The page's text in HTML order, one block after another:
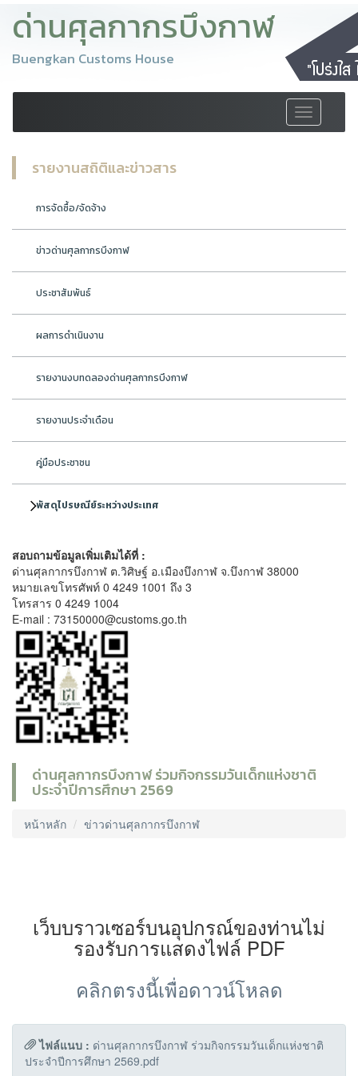
ด่านศุลกากรบึงกาฬ
Buengkan Customs House
Toggle
navigation
รายงานสถิติและข่าวสาร
การจัดซื้อ/จัดจ้าง
ข่าวด่านศุลกากรบึงกาฬ
ประชาสัมพันธ์
ผลการดำเนินงาน
รายงานงบทดลองด่านศุลกากรบึงกาฬ
รายงานประจำเดือน
คู่มือประชาชน
พัสดุไปรษณีย์ระหว่างประเทศ
สอบถามข้อมูลเพิ่มเติมได้ที่ :
ด่านศุลกากรบึงกาฬ ต.วิศิษฐ์ อ.เมืองบึงกาฬ จ.บึงกาฬ 38000
หมายเลขโทรศัพท์ 0 4249 1001 ถึง 3
โทรสาร 0 4249 1004
E-mail : 73150000@customs.go.th
ด่านศุลกากรบึงกาฬ ร่วมกิจกรรมวันเด็กแห่งชาติ
ประจำปีการศึกษา 2569
หน้าหลัก ข่าวด่านศุลกากรบึงกาฬ
เว็บบราวเซอร์บนอุปกรณ์ของท่านไม่
รองรับการแสดงไฟล์ PDF
คลิกตรงนี้เพื่อดาวน์โหลด
ไฟล์แนบ : ด่านศุลกากรบึงกาฬ ร่วมกิจกรรมวันเด็กแห่งชาติ
ประจำปีการศึกษา 2569.pdf